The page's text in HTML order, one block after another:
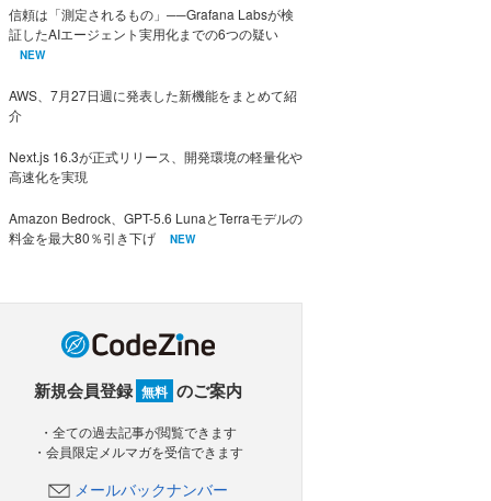
信頼は「測定されるもの」──Grafana Labsが検
証したAIエージェント実用化までの6つの疑い
NEW
AWS、7月27日週に発表した新機能をまとめて紹
介
Next.js 16.3が正式リリース、開発環境の軽量化や
高速化を実現
Amazon Bedrock、GPT-5.6 LunaとTerraモデルの
料金を最大80％引き下げ
NEW
新規会員登録 無料 のご案内
・全ての過去記事が閲覧できます
・会員限定メルマガを受信できます
メールバックナンバー